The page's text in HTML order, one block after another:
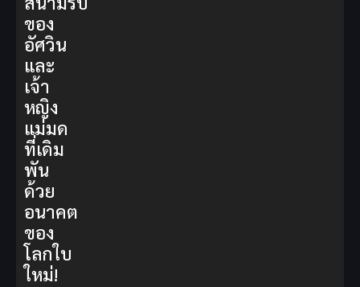
ของ
อัศวิน
และ
เจ้า
หญิง
แม่มด
ที่เดิม
พัน
ด้วย
อนาคต
ของ
โลกใบ
ใหม่!